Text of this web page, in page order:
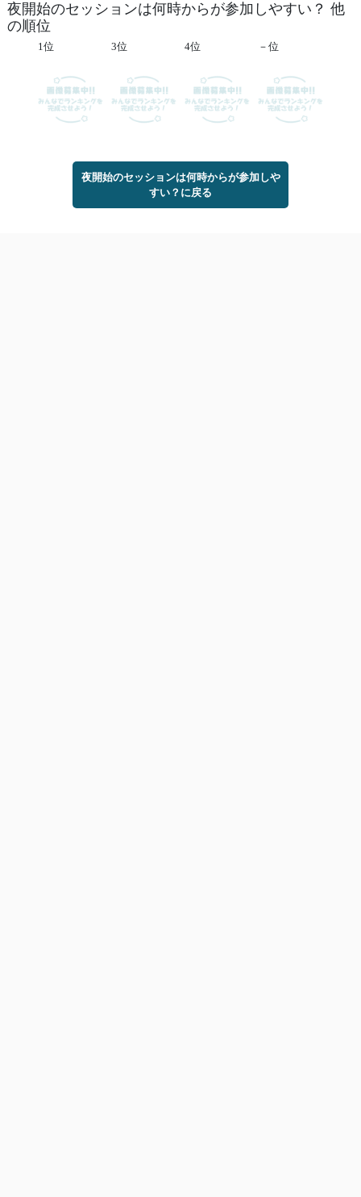
夜開始のセッションは何時からが参加しやすい？ 他
の順位
1位 3位 4位 －位
夜開始のセッションは何時からが参加しや
すい？に戻る